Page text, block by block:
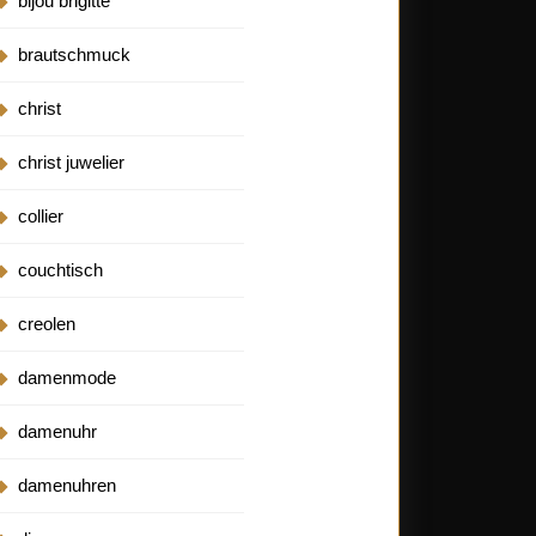
brautschmuck
christ
christ juwelier
collier
couchtisch
creolen
damenmode
damenuhr
damenuhren